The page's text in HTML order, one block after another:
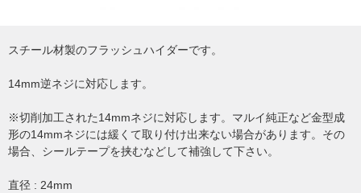
スチール材製のフラッシュハイダーです。
14mm逆ネジに対応します。
※切削加工された14mmネジに対応します。マルイ純正など金型成
形の14mmネジには緩くて取り付け出来ない場合があります。その
場合、シールテープを挟むなどして補強して下さい。
直径 : 24mm